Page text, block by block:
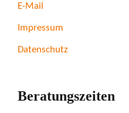
E-Mail
Impressum
Datenschutz
Beratungszeiten